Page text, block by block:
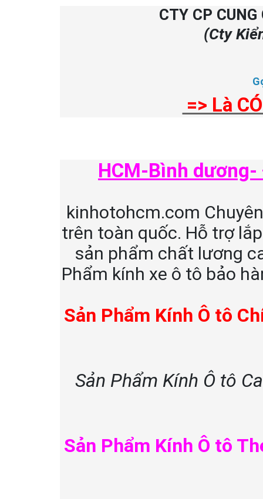
CTY CP
(Cty
=> Là
HCM-Bình
kinhotohcm.com
trên toàn quốc. Hỗ trợ
sản phẩm chất lương
Phẩm kính xe ô tô bảo
Sản Phẩm Kính Ô tô
Sản Phẩm Kính Ô tô
Sản Phẩm Kính Ô tô